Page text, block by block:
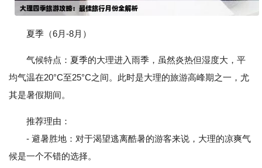
夏季（6月-8月）
气候特点：夏季的大理进入雨季，虽然炎热但湿度大，平
均气温在20°C至25°C之间。此时是大理的旅游高峰期之一，尤
其是暑假期间。
推荐理由：
- 避暑胜地：对于渴望逃离酷暑的游客来说，大理的凉爽气
候是一个不错的选择。